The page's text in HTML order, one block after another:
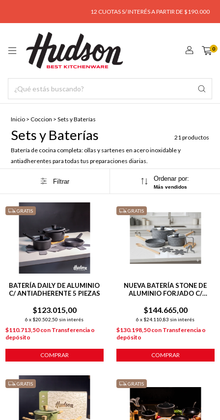
12 CUOTAS S/ INTERÉS A PARTIR DE $190.000
0
Inicio > Coccion > Sets y Baterías
Sets y Baterías
21 productos
Batería de cocina completa: ollas y sartenes en acero inoxidable y
antiadherentes para todas tus preparaciones diarias.
Filtrar Ordenar por:
Más vendidos
GRATIS
BATERÍA DAILY DE ALUMINIO
C/ ANTIADHERENTE 5 PIEZAS
$123.015,00
6 x $20.502,50 sin interés
$110.713,50con Transferencia o
depósito
COMPRAR
GRATIS
NUEVA BATERÍA STONE DE
ALUMINIO FORJADO C/
+ COCINERITO
$144.665,00
6 x $24.110,83 sin interés
$130.198,50con Transferencia o
depósito
COMPRAR
GRATIS GRATIS